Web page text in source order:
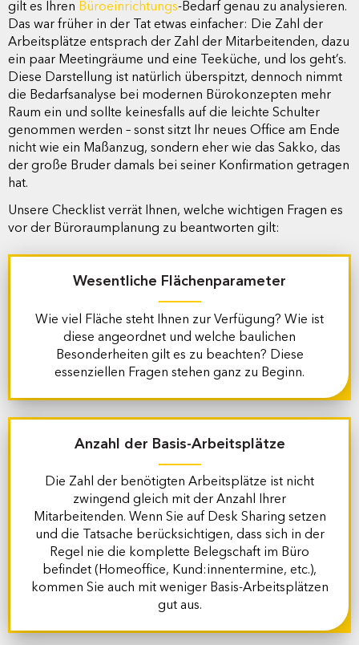
gilt es Ihren Büroeinrichtungs-Bedarf genau zu analysieren.
Das war früher in der Tat etwas einfacher: Die Zahl der
Arbeitsplätze entsprach der Zahl der Mitarbeitenden, dazu
ein paar Meetingräume und eine Teeküche, und los geht’s.
Diese Darstellung ist natürlich überspitzt, dennoch nimmt
die Bedarfsanalyse bei modernen Bürokonzepten mehr
Raum ein und sollte keinesfalls auf die leichte Schulter
genommen werden – sonst sitzt Ihr neues Office am Ende
nicht wie ein Maßanzug, sondern eher wie das Sakko, das
der große Bruder damals bei seiner Konfirmation getragen
hat.
Unsere Checklist verrät Ihnen, welche wichtigen Fragen es
vor der Büroraumplanung zu beantworten gilt:
Wesentliche Flächenparameter
Wie viel Fläche steht Ihnen zur Verfügung? Wie ist
diese angeordnet und welche baulichen
Besonderheiten gilt es zu beachten? Diese
essenziellen Fragen stehen ganz zu Beginn.
Anzahl der Basis-Arbeitsplätze
Die Zahl der benötigten Arbeitsplätze ist nicht
zwingend gleich mit der Anzahl Ihrer
Mitarbeitenden. Wenn Sie auf Desk Sharing setzen
und die Tatsache berücksichtigen, dass sich in der
Regel nie die komplette Belegschaft im Büro
befindet (Homeoffice, Kund:innentermine, etc.),
kommen Sie auch mit weniger Basis-Arbeitsplätzen
gut aus.